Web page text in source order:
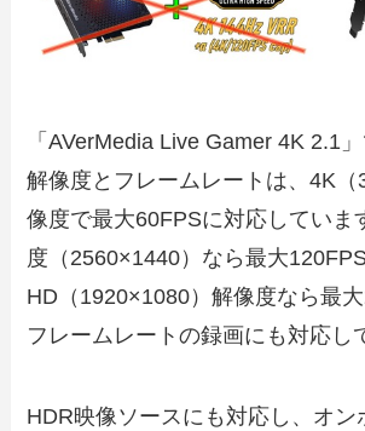
「AVerMedia Live Gamer 4K 2.1
解像度とフレームレートは、4K
像度で最大60FPSに対応していま
度（2560×1440）なら最大
HD（1920×1080）解像度なら最
フレームレートの録画にも対応し
HDR映像ソースにも対応し、オン